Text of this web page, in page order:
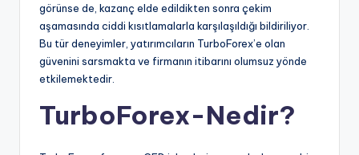
görünse de, kazanç elde edildikten sonra çekim
aşamasında ciddi kısıtlamalarla karşılaşıldığı bildiriliyor.
Bu tür deneyimler, yatırımcıların TurboForex’e olan
güvenini sarsmakta ve firmanın itibarını olumsuz yönde
etkilemektedir.
TurboForex-Nedir?